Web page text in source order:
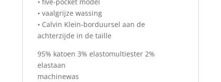
• vaalgrijze wassing
• Calvin Klein-borduursel aan de
achterzijde in de taille
95% katoen 3% elastomultiester 2%
elastaan
machinewas